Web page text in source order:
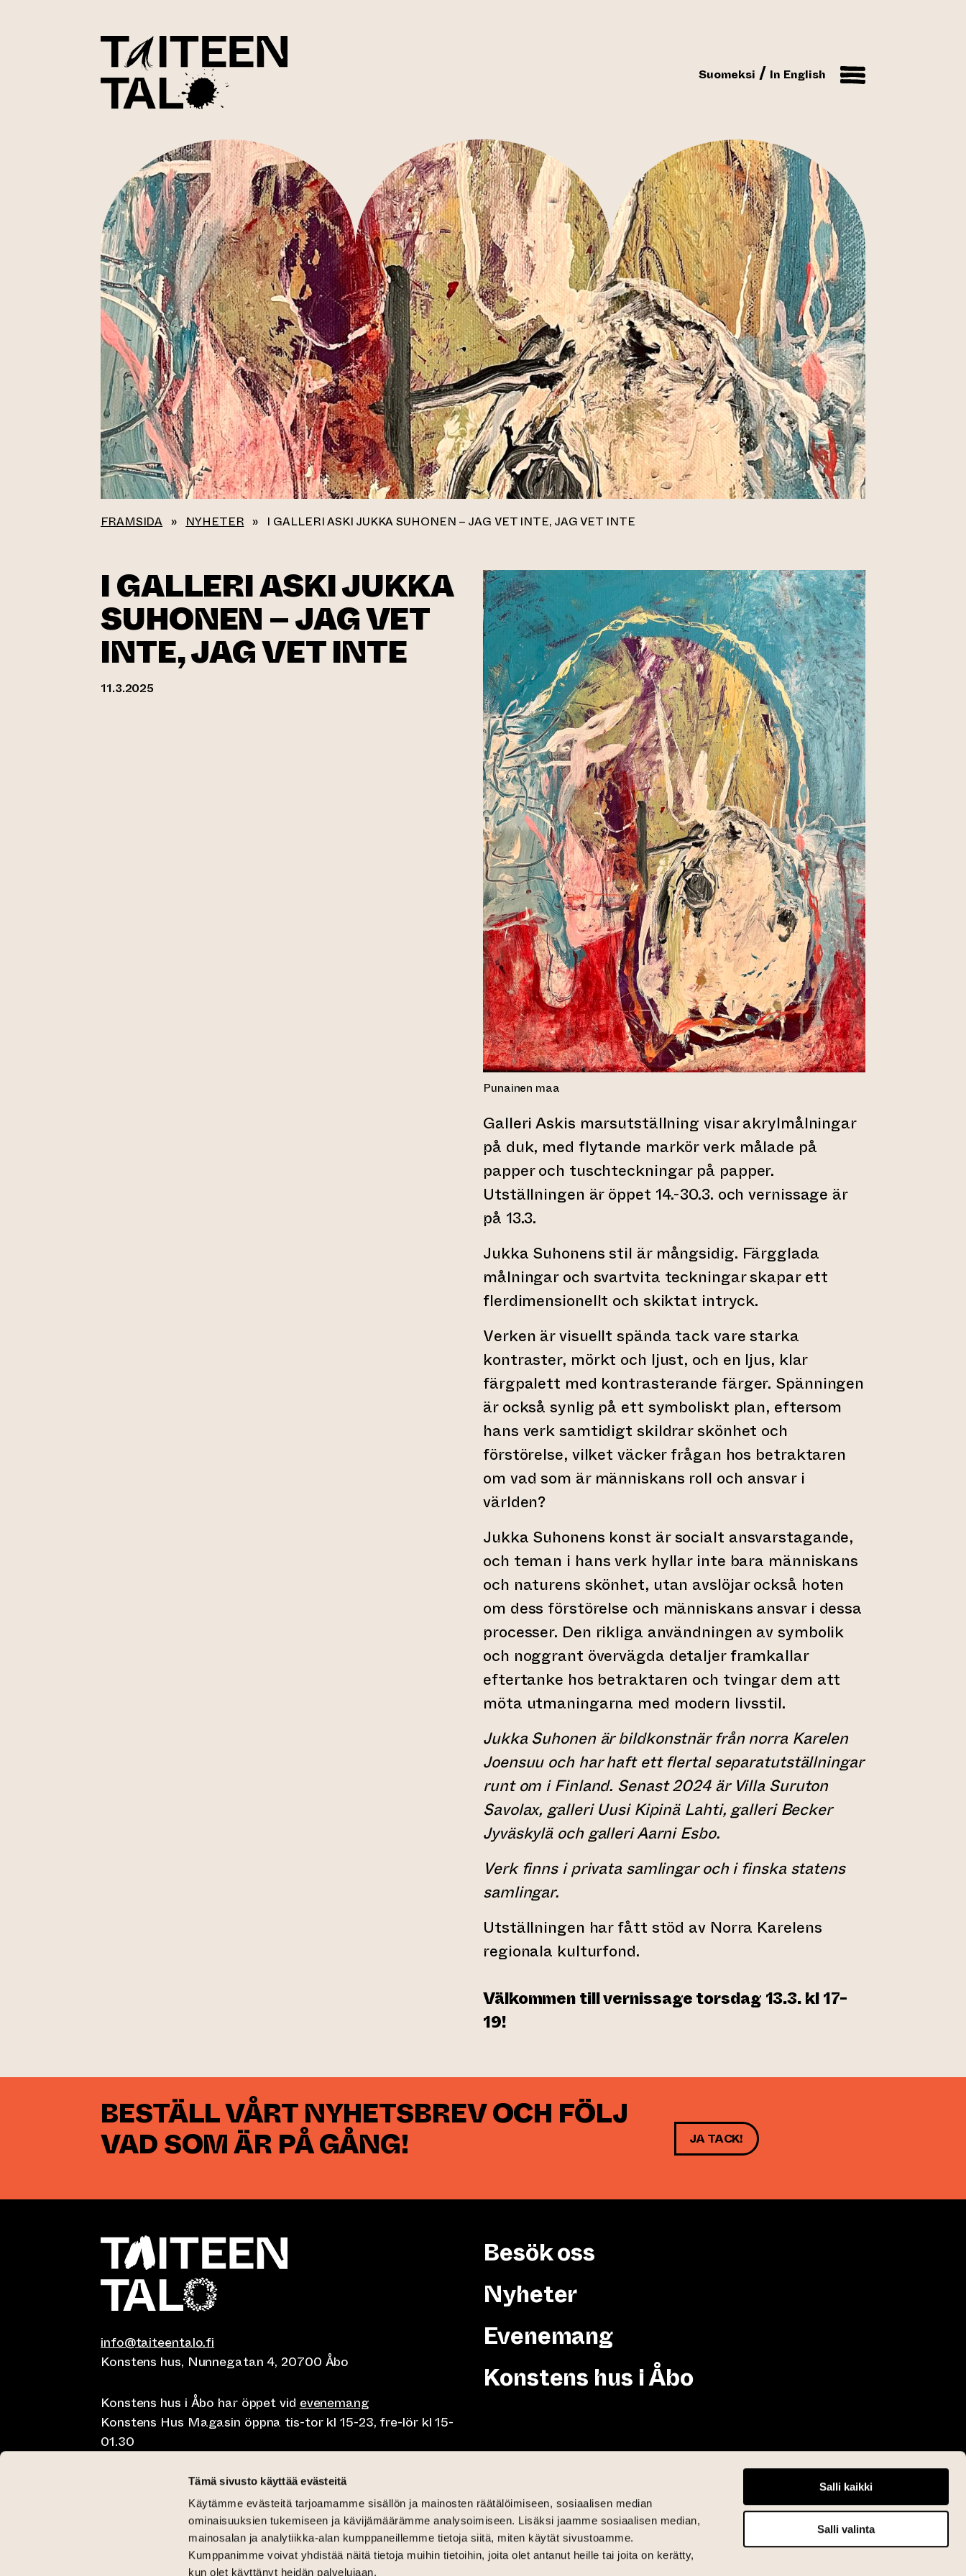
Tämä sivusto käyttää evästeitä
Käytämme evästeitä tarjoamamme sisällön ja mainosten räätälöimiseen, sosiaalisen median
ominaisuuksien tukemiseen ja kävijämäärämme analysoimiseen. Lisäksi jaamme sosiaalisen median,
mainosalan ja analytiikka-alan kumppaneillemme tietoja siitä, miten käytät sivustoamme.
Kumppanimme voivat yhdistää näitä tietoja muihin tietoihin, joita olet antanut heille tai joita on kerätty,
kun olet käyttänyt heidän palvelujaan.
Salli kaikki
Salli valinta
Suomeksi In English
FRAMSIDA » NYHETER » I GALLERI ASKI JUKKA SUHONEN – JAG VET INTE, JAG VET INTE
I GALLERI ASKI JUKKA
SUHONEN – JAG VET
INTE, JAG VET INTE
11.3.2025
Punainen maa
Galleri Askis marsutställning visar akrylmålningar
på duk, med flytande markör verk målade på
papper och tuschteckningar på papper.
Utställningen är öppet 14.-30.3. och vernissage är
på 13.3.
Jukka Suhonens stil är mångsidig. Färgglada
målningar och svartvita teckningar skapar ett
flerdimensionellt och skiktat intryck.
Verken är visuellt spända tack vare starka
kontraster, mörkt och ljust, och en ljus, klar
färgpalett med kontrasterande färger. Spänningen
är också synlig på ett symboliskt plan, eftersom
hans verk samtidigt skildrar skönhet och
förstörelse, vilket väcker frågan hos betraktaren
om vad som är människans roll och ansvar i
världen?
Jukka Suhonens konst är socialt ansvarstagande,
och teman i hans verk hyllar inte bara människans
och naturens skönhet, utan avslöjar också hoten
om dess förstörelse och människans ansvar i dessa
processer. Den rikliga användningen av symbolik
och noggrant övervägda detaljer framkallar
eftertanke hos betraktaren och tvingar dem att
möta utmaningarna med modern livsstil.
Jukka Suhonen är bildkonstnär från norra Karelen
Joensuu och har haft ett flertal separatutställningar
runt om i Finland. Senast 2024 är Villa Suruton
Savolax, galleri Uusi Kipinä Lahti, galleri Becker
Jyväskylä och galleri Aarni Esbo.
Verk finns i privata samlingar och i finska statens
samlingar.
Utställningen har fått stöd av Norra Karelens
regionala kulturfond.
Välkommen till vernissage torsdag 13.3. kl 17-
19!
BESTÄLL VÅRT NYHETSBREV OCH FÖLJ
VAD SOM ÄR PÅ GÅNG!
JA TACK!
info@taiteentalo.fi
Konstens hus, Nunnegatan 4, 20700 Åbo
Konstens hus i Åbo har öppet videvenemang
Konstens Hus Magasin öppna tis-tor kl 15-23, fre-lör kl 15-
01.30
Café Elephanten sön-mån 10-20, tis-tor klo 10-23, fre-lör klo
Restaurangen Pegasus Taiteen talo mån-fre lunch 10.30-15,
lunch på lördag kl 11-15 och brunch på söndag 11-15
Kritisk Galleri tis-sön 12-18
Besök oss
Nyheter
Evenemang
Konstens hus i Åbo